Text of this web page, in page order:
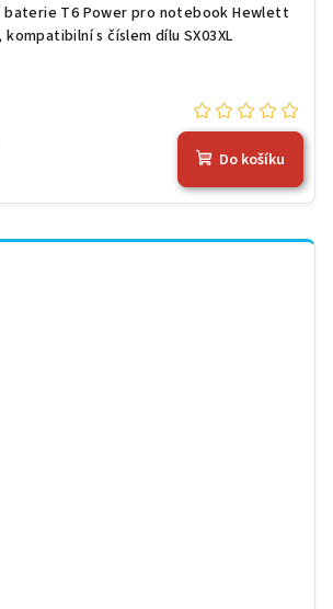
baterie T6 Power pro notebook Hewlett
kompatibilní s číslem dílu SX03XL
Do košíku